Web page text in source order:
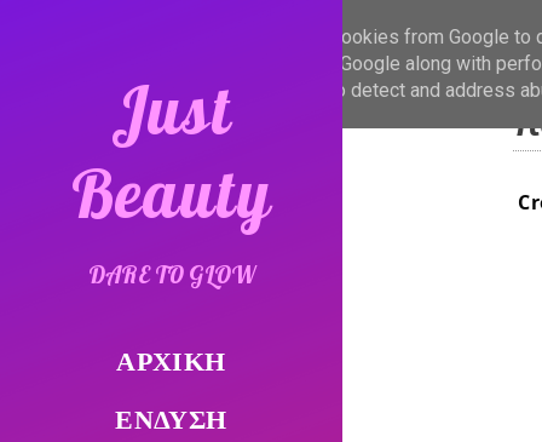
Just
Beauty
DARE TO GLOW
ΑΡΧΙΚΗ
ΕΝΔΥΣΗ
This site uses cookies from Google
are shared with Google along with
statistics, and to detect and address